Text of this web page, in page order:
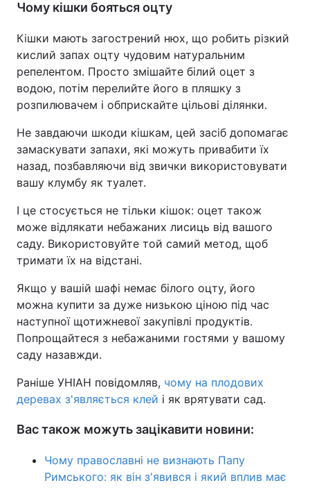
Чому кішки бояться оцту
Кішки мають загострений нюх, що робить різкий
кислий запах оцту чудовим натуральним
репелентом. Просто змішайте білий оцет з
водою, потім перелийте його в пляшку з
розпилювачем і обприскайте цільові ділянки.
Не завдаючи шкоди кішкам, цей засіб допомагає
замаскувати запахи, які можуть привабити їх
назад, позбавляючи від звички використовувати
вашу клумбу як туалет.
І це стосується не тільки кішок: оцет також
може відлякати небажаних лисиць від вашого
саду. Використовуйте той самий метод, щоб
тримати їх на відстані.
Якщо у вашій шафі немає білого оцту, його
можна купити за дуже низькою ціною під час
наступної щотижневої закупівлі продуктів.
Попрощайтеся з небажаними гостями у вашому
саду назавжди.
Раніше УНІАН повідомляв, чому на плодових
деревах з'являється клей і як врятувати сад.
Вас також можуть зацікавити новини:
Чому православні не визнають Папу
Римського: як він з'явився і який вплив має